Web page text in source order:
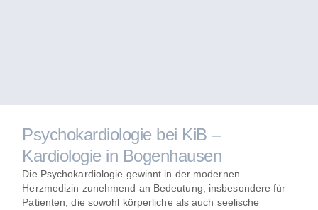
Psychokardiologie bei KiB –
Kardiologie in Bogenhausen
Die Psychokardiologie gewinnt in der modernen
Herzmedizin zunehmend an Bedeutung, insbesondere für
Patienten, die sowohl körperliche als auch seelische